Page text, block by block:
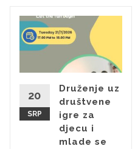
20
SRP
Druženje uz
društvene
igre za
djecu i
mlade se